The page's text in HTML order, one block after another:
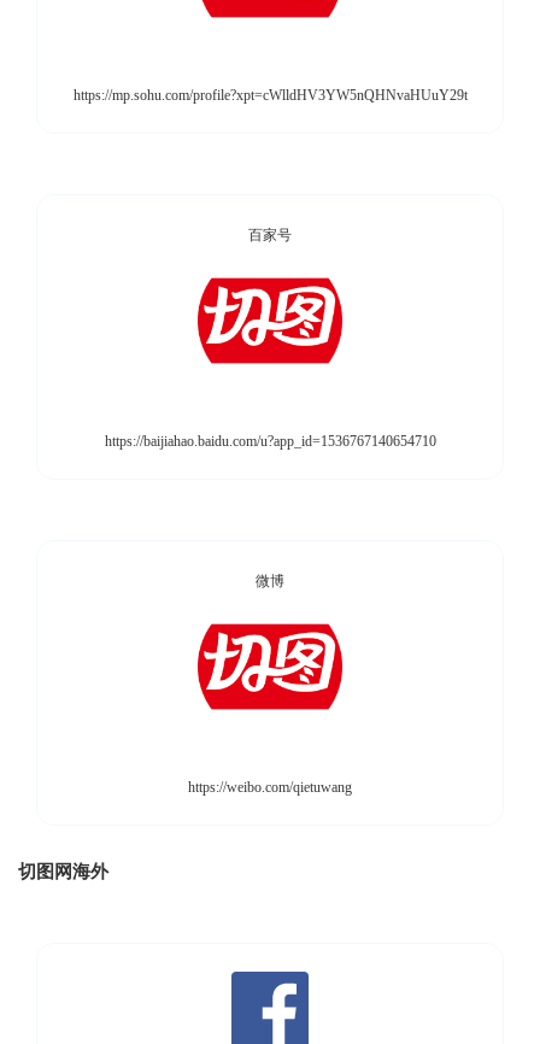
https://mp.sohu.com/profile?xpt=cWlldHV3YW5nQHNvaHUuY29t
百家号
https://baijiahao.baidu.com/u?app_id=1536767140654710
微博
https://weibo.com/qietuwang
切图网海外